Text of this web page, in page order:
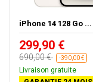
iPhone 14 128 Go ...
299,90 €
690,00 € -390,00 €
Livraison gratuite